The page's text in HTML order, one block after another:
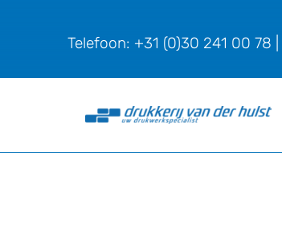
Telefoon: +31 (0)30 241 00 78